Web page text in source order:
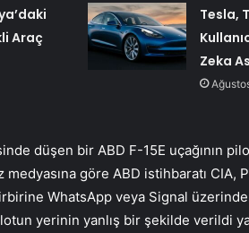
Araç
Tesla,
Zeka
düşen bir ABD F-15E uçağının
göre ABD istihbaratı CIA,
WhatsApp veya Signal
yerinin yanlış bir şekilde verildi